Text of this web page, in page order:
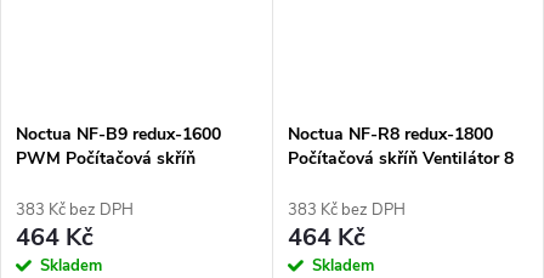
Noctua NF-B9 redux-1600
PWM Počítačová skříň
383 Kč bez DPH
464 Kč
Skladem
Noctua NF-R8 redux-1800
Počítačová skříň Ventilátor 8
383 Kč bez DPH
464 Kč
Skladem